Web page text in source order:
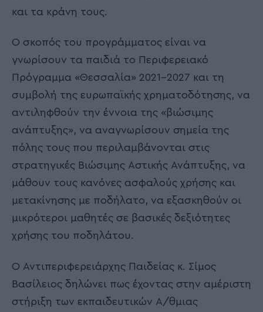
και τα κράνη τους.
Ο σκοπός του προγράμματος είναι να
γνωρίσουν τα παιδιά το Περιφερειακό
Πρόγραμμα «Θεσσαλία» 2021-2027 και τη
συμβολή της ευρωπαϊκής χρηματοδότησης, να
αντιληφθούν την έννοια της «βιώσιμης
ανάπτυξης», να αναγνωρίσουν σημεία της
πόλης τους που περιλαμβάνονται στις
στρατηγικές Βιώσιμης Αστικής Ανάπτυξης, να
μάθουν τους κανόνες ασφαλούς χρήσης και
μετακίνησης με ποδήλατο, να εξασκηθούν οι
μικρότεροι μαθητές σε βασικές δεξιότητες
χρήσης του ποδηλάτου.
Ο Αντιπεριφερειάρχης Παιδείας κ. Σίμος
Βασίλειος δηλώνει πως έχοντας στην αμέριστη
στήριξη των εκπαιδευτικών Α/θμιας